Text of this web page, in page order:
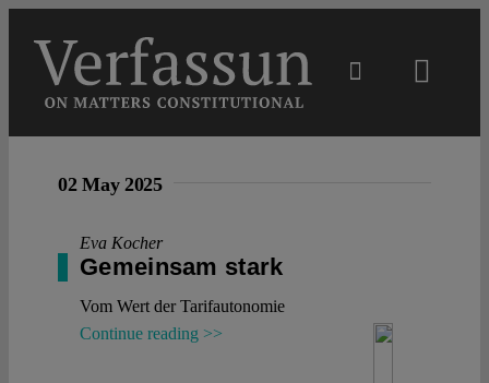
content
Main
Projects
02 May 2025
Eva Kocher
Gemeinsam stark
Vom Wert der Tarifautonomie
Continue reading >>